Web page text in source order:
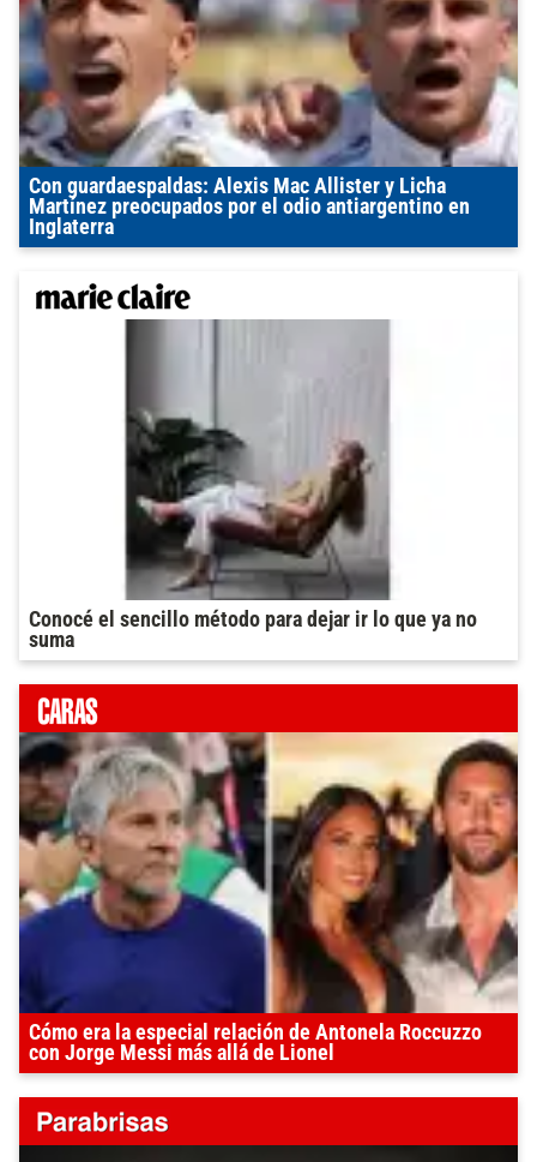
Con guardaespaldas: Alexis Mac Allister y Licha
Martínez preocupados por el odio antiargentino en
Inglaterra
Conocé el sencillo método para dejar ir lo que ya no
suma
Cómo era la especial relación de Antonela Roccuzzo
con Jorge Messi más allá de Lionel